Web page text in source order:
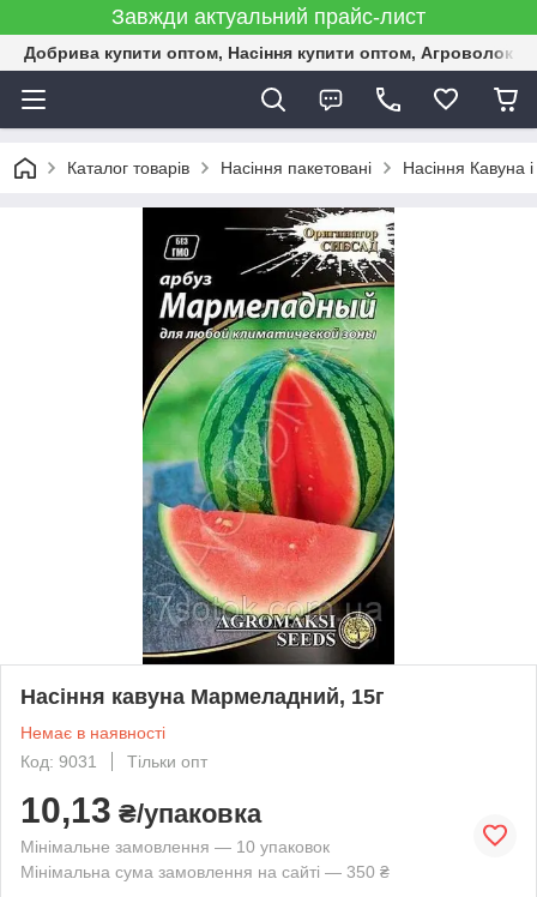
Завжди актуальний прайс-лист
Добрива купити оптом, Насіння купити оптом,
Каталог товарів Насіння пакетовані Насіння Кавуна
Насіння кавуна Мармеладний, 15г
Немає в наявності
Код: 9031
Тільки опт
10,13 ₴/упаковка
Мінімальне замовлення — 10 упаковок
Мінімальна сума замовлення на сайті — 350 ₴